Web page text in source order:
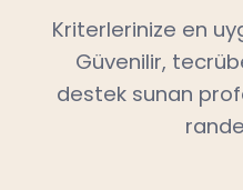
Kriterlerinize en
Güvenilir,
destek sunan